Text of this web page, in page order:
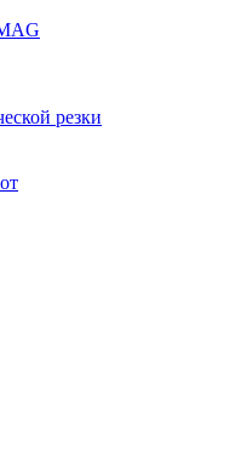
резки